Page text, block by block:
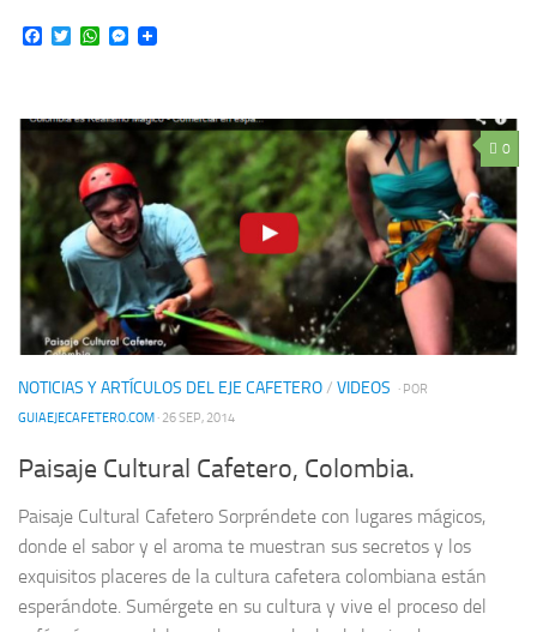
Facebook
TwitterWhatsApp
Messenger
0
NOTICIAS Y ARTÍCULOS DEL EJE CAFETERO/ VIDEOS · POR
GUIAEJECAFETERO.COM · 26 SEP, 2014
Paisaje Cultural Cafetero, Colombia.
Paisaje Cultural Cafetero Sorpréndete con lugares mágicos,
donde el sabor y el aroma te muestran sus secretos y los
exquisitos placeres de la cultura cafetera colombiana están
esperándote. Sumérgete en su cultura y vive el proceso del